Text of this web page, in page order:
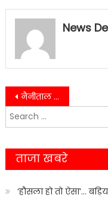
News
Post
navigation
नैनीताल के खेल प्रशिक्षकों ने ध्रुव रौतेला का जताया आभार….
Search
for:
ताजा खबरे
‘हौसला हो तो ऐसा’…